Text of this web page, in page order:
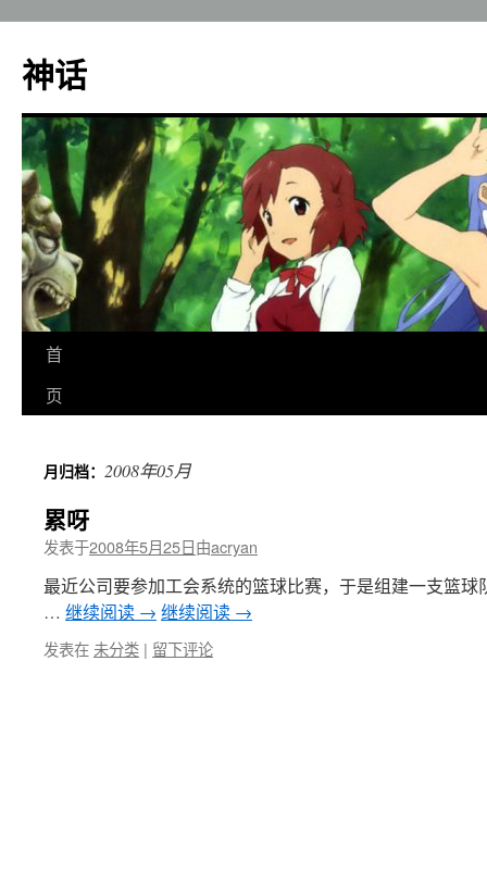
神话
跳
文
首
页
月归档： 2008年05月
累呀
发表于2008年5月25日由acryan
最近公司要参加工会系统的篮球比赛，于是组建一支篮
… 继续阅读 → 继续阅读 →
发表在 未分类 | 留下评论